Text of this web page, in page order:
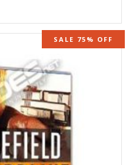
SALE 75% OFF